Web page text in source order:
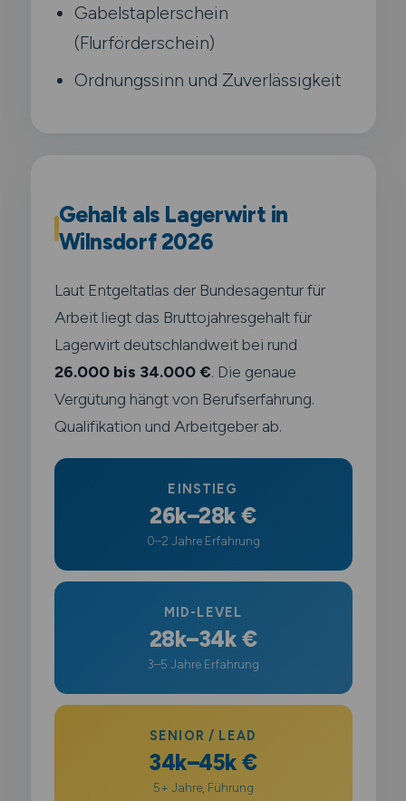
Gabelstaplerschein
(Flurförderschein)
Ordnungssinn und Zuverlässigkeit
Gehalt als Lagerwirt in
Wilnsdorf 2026
Laut Entgeltatlas der Bundesagentur für
Arbeit liegt das Bruttojahresgehalt für
Lagerwirt deutschlandweit bei rund
26.000 bis 34.000 €. Die genaue
Vergütung hängt von Berufserfahrung.
Qualifikation und Arbeitgeber ab.
EINSTIEG
26k–28k €
0–2 Jahre Erfahrung
MID-LEVEL
28k–34k €
3–5 Jahre Erfahrung
SENIOR / LEAD
34k–45k €
5+ Jahre, Führung